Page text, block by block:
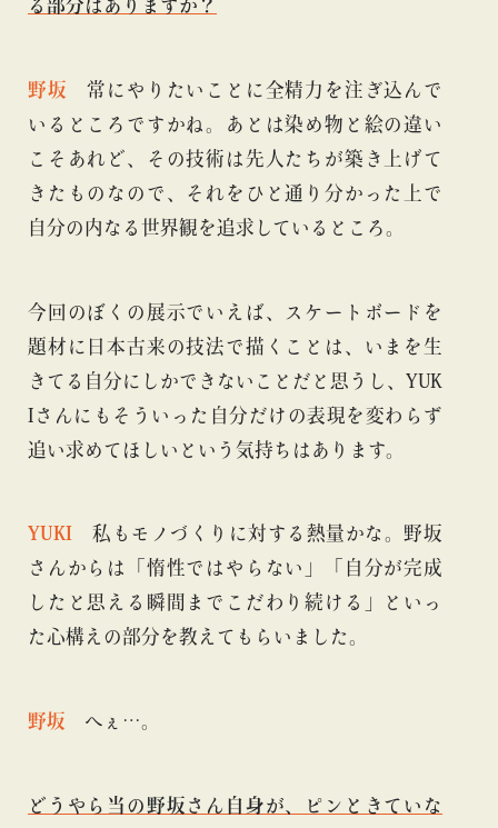
る部分はありますか？
野坂 常にやりたいことに全精力を注ぎ込んで
いるところですかね。あとは染め物と絵の違い
こそあれど、その技術は先人たちが築き上げて
きたものなので、それをひと通り分かった上で
自分の内なる世界観を追求しているところ。
今回のぼくの展示でいえば、スケートボードを
題材に日本古来の技法で描くことは、いまを生
きてる自分にしかできないことだと思うし、YUK
Iさんにもそういった自分だけの表現を変わらず
追い求めてほしいという気持ちはあります。
YUKI
私もモノづくりに対する熱量かな。野坂
さんからは「惰性ではやらない」「自分が完成
したと思える瞬間までこだわり続ける」といっ
た心構えの部分を教えてもらいました。
野坂 へぇ…。
どうやら当の野坂さん自身が、ピンときていな